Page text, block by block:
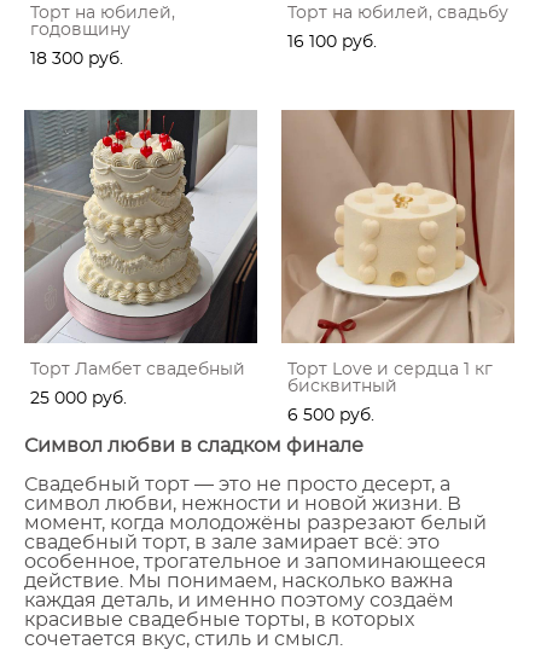
Торт на юбилей,
годовщину
18 300 pуб.
Торт на юбилей, свадьбу
16 100 pуб.
Торт Ламбет свадебный
25 000 pуб.
Торт Love и сердца 1 кг
бисквитный
6 500 pуб.
Символ любви в сладком финале
Свадебный торт — это не просто десерт, а
символ любви, нежности и новой жизни. В
момент, когда молодожёны разрезают белый
свадебный торт, в зале замирает всё: это
особенное, трогательное и запоминающееся
действие. Мы понимаем, насколько важна
каждая деталь, и именно поэтому создаём
красивые свадебные торты, в которых
сочетается вкус, стиль и смысл.